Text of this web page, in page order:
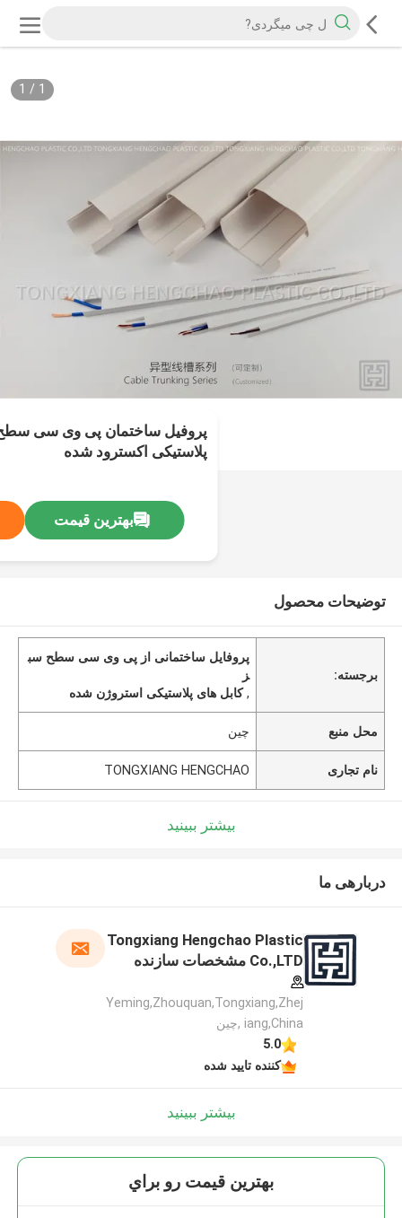
1
/
1
پروفیل ساختمان پی وی سی سطح
پلاستیکی اکسترود شده
بهترین قیمت
توضیحات محصول
برجسته:
پروفایل ساختمانی از پی وی سی سطح سب
ز
,کابل های پلاستیکی استروژن شده
محل منبع چین
نام تجاری TONGXIANG HENGCHAO
بیشتر ببینید
دربارهی ما
Tongxiang Hengchao Plastic
Co.,LTD مشخصات سازنده
Yeming,Zhouquan,Tongxiang,Zhej
iang,China ,چین
5.0
کننده تایید شده
بیشتر ببینید
بهترين قيمت رو براي